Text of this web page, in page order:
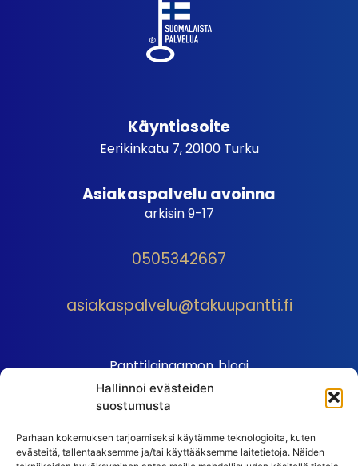
Hallinnoi evästeiden
suostumusta
Parhaan kokemuksen tarjoamiseksi käytämme teknologioita, kuten
evästeitä, tallentaaksemme ja/tai käyttääksemme laitetietoja. Näiden
Käyntiosoite
Eerikinkatu 7, 20100 Turku
Asiakaspalvelu avoinna
arkisin 9-17
0505342667
asiakaspalvelu@takuupantti.fi
Panttilainaamon blogi
Palveluhinnasto
Sopimusehdot
Autopantin sopimusehdot